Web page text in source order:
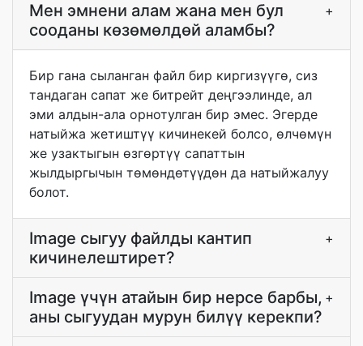
Мен эмнени алам жана мен бул
сооданы көзөмөлдөй аламбы?
+
Бир гана сыланган файл бир киргизүүгө, сиз
тандаган сапат же битрейт деңгээлинде, ал
эми алдын-ала орнотулган бир эмес. Эгерде
натыйжа жетиштүү кичинекей болсо, өлчөмүн
же узактыгын өзгөртүү сапаттын
жылдыргычын төмөндөтүүдөн да натыйжалуу
болот.
Image сыгуу файлды кантип
кичинелештирет?
+
Image үчүн атайын бир нерсе барбы,
аны сыгуудан мурун билүү керекпи?
+